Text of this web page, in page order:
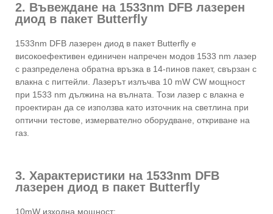
2. Въвеждане на 1533nm DFB лазерен
диод в пакет Butterfly
1533nm DFB лазерен диод в пакет Butterfly е
високоефективен единичен напречен модов 1533 nm лазер
с разпределена обратна връзка в 14-пинов пакет, свързан с
влакна с пигтейли. Лазерът излъчва 10 mW CW мощност
при 1533 nm дължина на вълната. Този лазер с влакна е
проектиран да се използва като източник на светлина при
оптични тестове, измервателно оборудване, откриване на
газ.
3. Характеристики на 1533nm DFB
лазерен диод в пакет Butterfly
10mW изходна мощност;